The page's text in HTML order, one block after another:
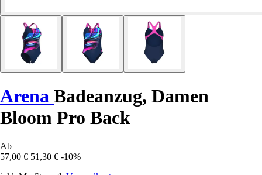
Arena Badeanzug, Damen
Bloom Pro Back
Ab
57,00 € 51,30 € -10%